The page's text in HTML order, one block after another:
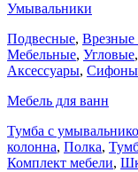
Умывальники
Подвесные, Врезные
Мебельные, Угловые,
Аксессуары, Сифоны
Мебель для ванн
Тумба с
колонна, Полка,
Комплект мебели,